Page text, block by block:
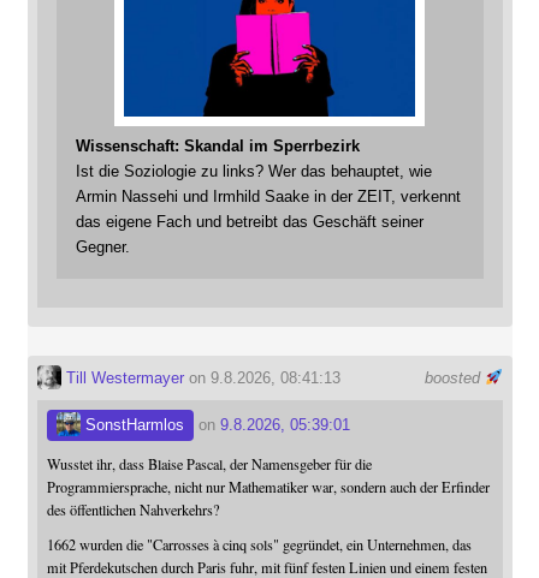
Wissenschaft: Skandal im Sperrbezirk
Ist die Soziologie zu links? Wer das behauptet, wie
Armin Nassehi und Irmhild Saake in der ZEIT, verkennt
das eigene Fach und betreibt das Geschäft seiner
Gegner.
boosted
Till Westermayeron 9.8.2026, 08:41:13
SonstHarmlos on 9.8.2026, 05:39:01
Wusstet ihr, dass Blaise Pascal, der Namensgeber für die
Programmiersprache, nicht nur Mathematiker war, sondern auch der Erfinder
des öffentlichen Nahverkehrs?
1662 wurden die "Carrosses à cinq sols" gegründet, ein Unternehmen, das
mit Pferdekutschen durch Paris fuhr, mit fünf festen Linien und einem festen